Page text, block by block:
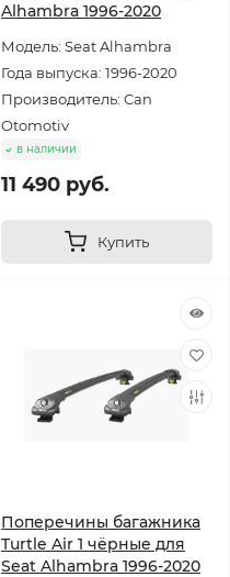
Alhambra 1996-2020
Модель: Seat Alhambra
Года выпуска: 1996-2020
Производитель: Can
Otomotiv
в наличии
11 490 руб.
Купить
Поперечины багажника
Turtle Air 1 чёрные для
Seat Alhambra 1996-2020